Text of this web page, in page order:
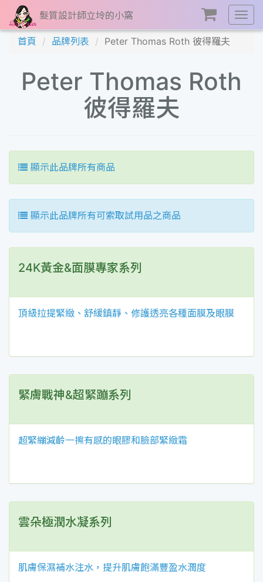
展
開
髮質設計師立坽的小窩
首頁 品牌列表 Peter Thomas Roth 彼得羅夫
Peter Thomas Roth
彼得羅夫
顯示此品牌所有商品
顯示此品牌所有可索取試用品之商品
24K黃金&面膜專家系列
頂級拉提緊緻、舒緩鎮靜、修護透亮各種面膜及眼膜
緊膚戰神&超緊蹦系列
超緊繃減齡一擦有感的眼膠和臉部緊緻霜
雲朵極潤水凝系列
肌膚保濕補水注水，提升肌膚飽滿豐盈水潤度